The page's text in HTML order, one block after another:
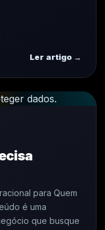
Ler artigo →
para Quem
é uma
que busque